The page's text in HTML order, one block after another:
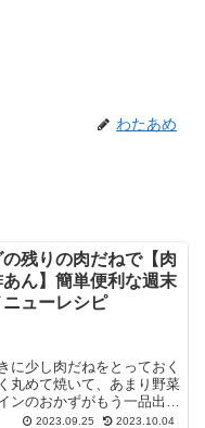
わたあめ
残りの肉だねで【肉
あん】簡単便利な週末
ューレシピ
に少し肉だねをとっておく
丸めて焼いて、あまり野菜
ンのおかずがもう一品出来
の甘酢あん】の...
2023.09.25 2023.10.04